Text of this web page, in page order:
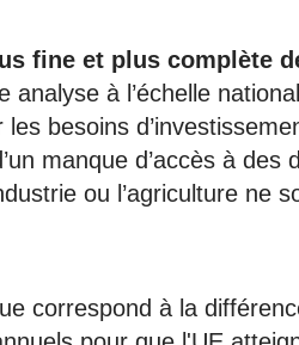
fine et plus complète
analyse à l’échelle
besoins
manque d’accès à des
ou l’agriculture ne
correspond à la